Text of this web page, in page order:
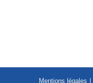
Mentions légales